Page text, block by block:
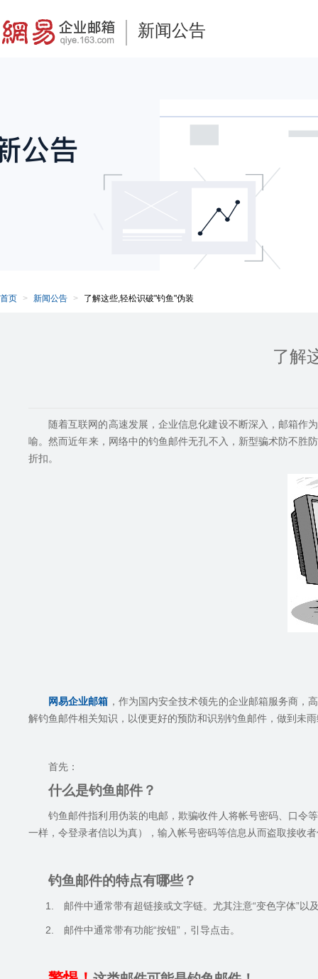
新闻公告
首页 新闻公告 了解这些,轻松识破"钓鱼"伪装
了解
随着互联网的高速发展，企业信息化建设不断深入，邮箱作
喻。然而近年来，网络中的钓鱼邮件无孔不入，新型骗术防不胜
折扣。
网易企业邮箱 ，作为国内安全技术领先的企业邮箱服务商，
解钓鱼邮件相关知识，以便更好的预防和识别钓鱼邮件，做到未
首先：
什么是钓鱼邮件？
钓鱼邮件指利用伪装的电邮，欺骗收件人将帐号密码、口令
一样，令登录者信以为真），输入帐号密码等信息从而盗取接收
钓鱼邮件的特点有哪些？
1. 邮件中通常带有超链接或文字链。尤其注意“变色字体”以
2. 邮件中通常带有功能“按钮”，引导点击。